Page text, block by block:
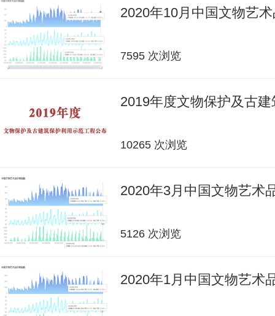
2020年10月中国文物艺
7595 次浏览
2019年度文物保护及古
10265 次浏览
2020年3月中国文物艺术
5126 次浏览
2020年1月中国文物艺术